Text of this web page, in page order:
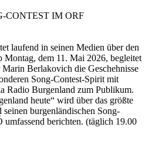
CONTEST IM ORF
laufend in seinen Medien über den
Montag, dem 11. Mai 2026, begleitet
Berlakovich die Geschehnisse
Song-Contest-Spirit mit
Radio Burgenland zum Publikum.
heute“ wird über das größte
burgenländischen Song-
berichten. (täglich 19.00